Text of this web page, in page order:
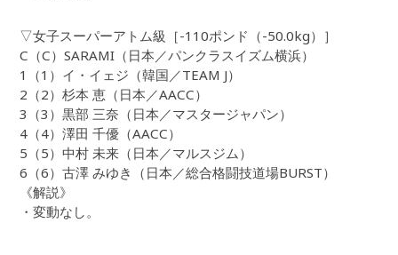
▽女子スーパーアトム級［-110ポンド（-50.0kg）］
C（C）SARAMI（日本／パンクラスイズム横浜）
1（1）イ・イェジ（韓国／TEAM J）
2（2）杉本 恵（日本／AACC）
3（3）黒部 三奈（日本／マスタージャパン）
4（4）澤田 千優（AACC）
5（5）中村 未来（日本／マルスジム）
6（6）古澤 みゆき（日本／総合格闘技道場BURST）
《解説》
・変動なし。